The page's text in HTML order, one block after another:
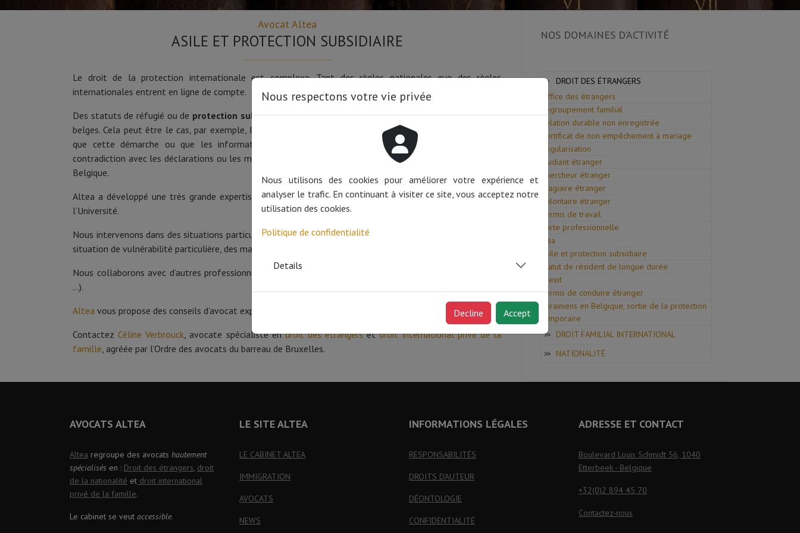
Avocat Altea
ASILE ET PROTECTION SUBSIDIAIRE
Le droit de la protection internationale est complexe. Tant des règles nationales que des règles
internationales entrent en ligne de compte.
Des statuts de réfugié ou de protection subsidiairepeuvent être remis en cause par les autorités d’asile
belges. Cela peut être le cas, par exemple, lorsqu’un membre de la famille demande un visa Schengen et
que cette démarche ou que les informations fournies à l’occasion de cette démarche entrent en
contradiction avec les déclarations ou les motifs qui avaient justifié l’octroi d’un statut à une personne en
Belgique.
Altea a développé une très grande expertise dans cette matière queCéline Verbrouckenseigne même à
l’Université.
Nous intervenons dans des situations particulièrement dignes d’intérêt, notamment pour des personnes en
situation de vulnérabilité particulière, des malades, des victimes de violences de genre, etc.
Nous collaborons avec d’autres professionnels (médecins, psychologues, assistants sociaux, associations,
…).
Altea vous propose des conseils d’avocat expert et adaptés à votre situation.
ContactezCéline Verbrouck, avocate spécialiste endroit des étrangersetdroit international privé de la
famille, agréée par l’Ordre des avocats du barreau de Bruxelles.
NOS DOMAINES D'ACTIVITÉ
DROIT DES ÉTRANGERS
Office des étrangers
Regroupement familial
Relation durable non enregistrée
Certificat de non empêchement à mariage
Régularisation
Etudiant étranger
Chercheur étranger
Stagiaire étranger
Volontaire étranger
Permis de travail
Carte professionnelle
Visa
Asile et protection subsidiaire
Statut de résident de longue durée
Brexit
Permis de conduire étranger
Ukrainiens en Belgique, sortie de la protection
temporaire
DROIT FAMILIAL INTERNATIONAL
NATIONALITÉ
AVOCATS ALTEA
Altea regroupe des avocats hautement
spécialisés en : Droit des étrangers, droit
de la nationalité et droit international
privé de la famille.
Le cabinet se veut accessible.
LE SITE ALTEA
LE CABINET ALTEA
IMMIGRATION
AVOCATS
NEWS
INFORMATIONS LÉGALES
RESPONSABILITÉS
DROITS D'AUTEUR
DÉONTOLOGIE
CONFIDENTIALITÉ
ADRESSE ET CONTACT
Boulevard Louis Schmidt 56, 1040
Etterbeek - Belgique
+32(0)2 894 45 70
Contactez-nous
Nous respectons votre vie privée
Nous utilisons des cookies pour améliorer votre expérience et
analyser le trafic. En continuant à visiter ce site, vous acceptez notre
utilisation des cookies.
Politique de confidentialité
Details
Decline Accept